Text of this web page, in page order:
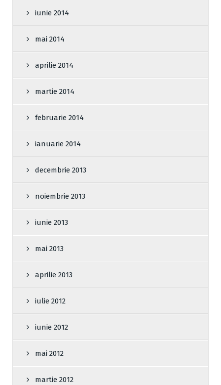
iunie 2014
mai 2014
aprilie 2014
martie 2014
februarie 2014
ianuarie 2014
decembrie 2013
noiembrie 2013
iunie 2013
mai 2013
aprilie 2013
iulie 2012
iunie 2012
mai 2012
martie 2012